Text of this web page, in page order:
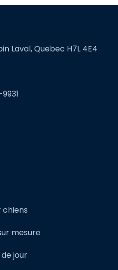
Laval, Quebec H7L 4E4
chiens
mesure
jour